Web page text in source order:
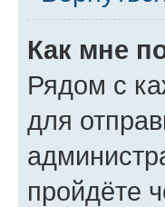
Как мне
Рядом с
для
пройдёте